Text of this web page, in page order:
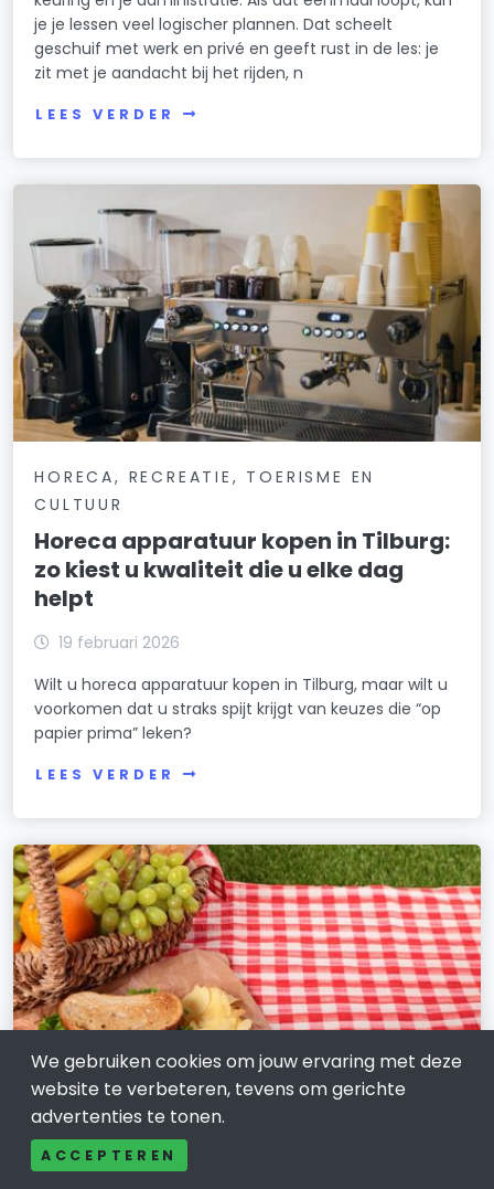
je je lessen veel logischer plannen. Dat scheelt
geschuif met werk en privé en geeft rust in de les: je
zit met je aandacht bij het rijden, n
LEES VERDER
HORECA, RECREATIE, TOERISME EN
CULTUUR
Horeca apparatuur kopen in Tilburg:
zo kiest u kwaliteit die u elke dag
helpt
19 februari 2026
Wilt u horeca apparatuur kopen in Tilburg, maar wilt u
voorkomen dat u straks spijt krijgt van keuzes die “op
papier prima” leken?
LEES VERDER
WONEN, HUIS EN TUIN
Picknicktafel in Tilburg: rustig
We gebruiken cookies om jouw ervaring met deze
website te verbeteren, tevens om gerichte
advertenties te tonen.
ACCEPTEREN